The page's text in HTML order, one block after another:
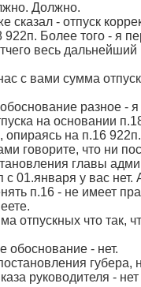
Должно.
сказал - отпуск
922п. Более того - я
весь
с вами сумма
разное -
на основании
опираясь на п.16 922п.
говорите, что ни
главы
01.января у вас нет.
п.16 - не имеет
отпускных что так,
обоснование - нет.
губера,
руководителя -